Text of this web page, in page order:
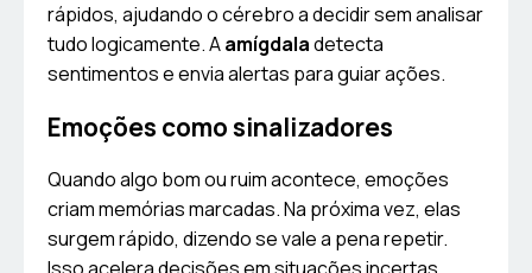
rápidos, ajudando o cérebro a decidir sem analisar
tudo logicamente. Aamígdaladetecta
sentimentos e envia alertas para guiar ações.
Emoções como sinalizadores
Quando algo bom ou ruim acontece, emoções
criam memórias marcadas. Na próxima vez, elas
surgem rápido, dizendo se vale a pena repetir.